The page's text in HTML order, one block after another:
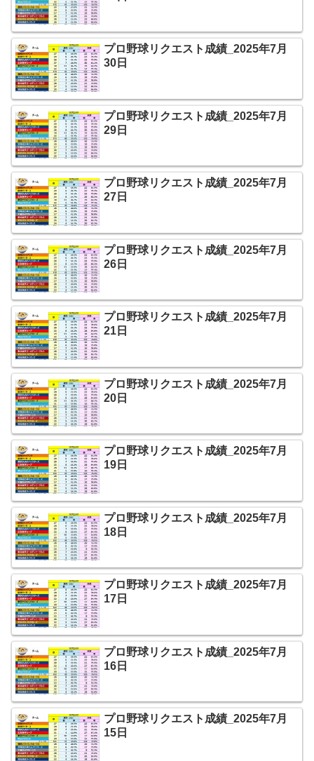
プロ野球リクエスト成績_2025年7月
30日
プロ野球リクエスト成績_2025年7月
29日
プロ野球リクエスト成績_2025年7月
27日
プロ野球リクエスト成績_2025年7月
26日
プロ野球リクエスト成績_2025年7月
21日
プロ野球リクエスト成績_2025年7月
20日
プロ野球リクエスト成績_2025年7月
19日
プロ野球リクエスト成績_2025年7月
18日
プロ野球リクエスト成績_2025年7月
17日
プロ野球リクエスト成績_2025年7月
16日
プロ野球リクエスト成績_2025年7月
15日